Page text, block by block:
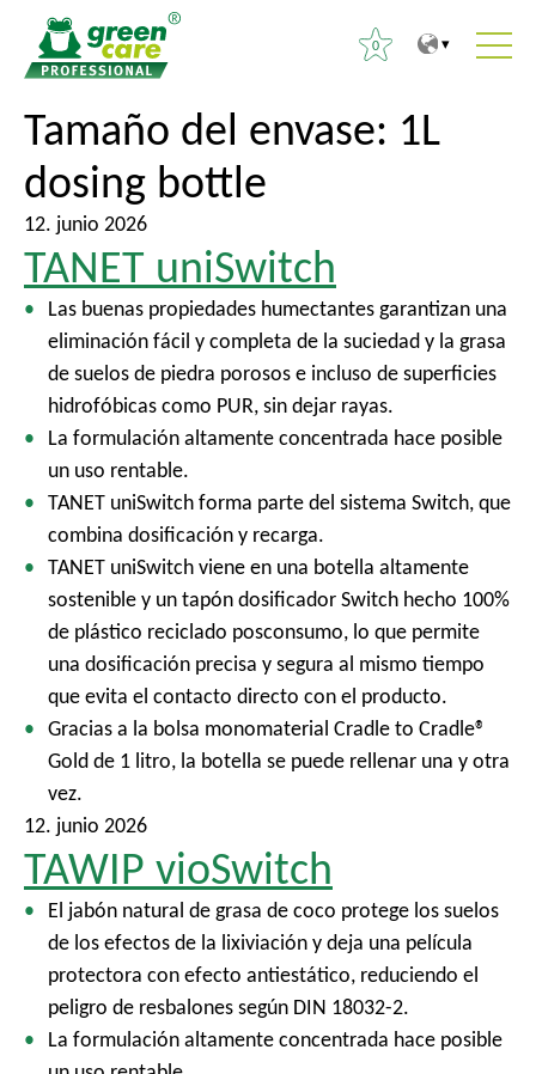
0
B
u
s
c
a
r
:
Tamaño del envase: 1L
dosing bottle
12. junio 2026
TANET uniSwitch
Las buenas propiedades humectantes garantizan una
eliminación fácil y completa de la suciedad y la grasa
de suelos de piedra porosos e incluso de superficies
hidrofóbicas como PUR, sin dejar rayas.
La formulación altamente concentrada hace posible
un uso rentable.
TANET uniSwitch forma parte del sistema Switch, que
combina dosificación y recarga.
TANET uniSwitch viene en una botella altamente
sostenible y un tapón dosificador Switch hecho 100%
de plástico reciclado posconsumo, lo que permite
una dosificación precisa y segura al mismo tiempo
que evita el contacto directo con el producto.
Gracias a la bolsa monomaterial Cradle to Cradle®
Gold de 1 litro, la botella se puede rellenar una y otra
vez.
12. junio 2026
TAWIP vioSwitch
El jabón natural de grasa de coco protege los suelos
de los efectos de la lixiviación y deja una película
protectora con efecto antiestático, reduciendo el
peligro de resbalones según DIN 18032-2.
La formulación altamente concentrada hace posible